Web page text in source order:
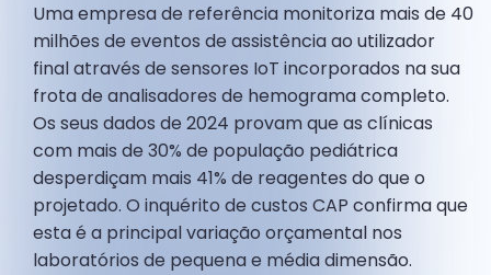
Uma empresa de referência monitoriza mais de 40
milhões de eventos de assistência ao utilizador
final através de sensores IoT incorporados na sua
frota de analisadores de hemograma completo.
Os seus dados de 2024 provam que as clínicas
com mais de 30% de população pediátrica
desperdiçam mais 41% de reagentes do que o
projetado. O inquérito de custos CAP confirma que
esta é a principal variação orçamental nos
laboratórios de pequena e média dimensão.